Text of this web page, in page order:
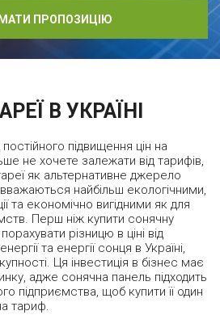
ПРОПОЗИЦІЮ
В УКРАЇНІ
підвищення цін на
не хочете залежати від тарифів,
як альтернативне джерело
вважаються найбільш екологічними,
та економічно вигідними як для
Перш ніж купити сонячну
різницю в ціні від
та енергії сонця в Україні,
Ця інвестиція в бізнес має
адже сонячна панель підходить
підприємства, щоб купити її один
тариф.